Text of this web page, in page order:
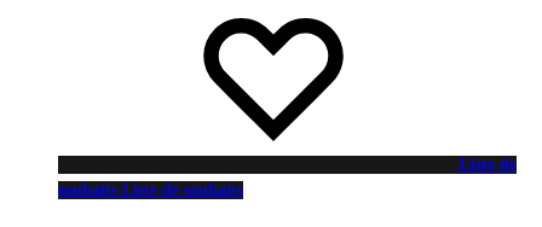
Liste de
souhaits Liste de souhaits